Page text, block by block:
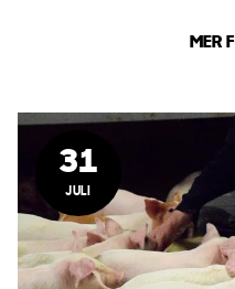
MER
31
JULI